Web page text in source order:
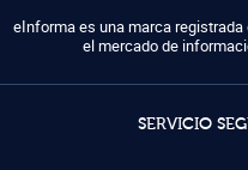
eInforma es una marca registrada
el mercado de
SERVICIO